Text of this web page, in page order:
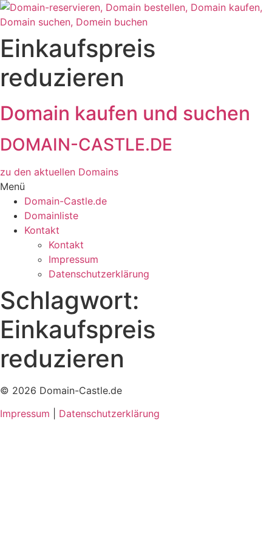
Zum
Inhalt
wechseln
Einkaufspreis
reduzieren
Domain kaufen und suchen
DOMAIN-CASTLE.DE
zu den aktuellen Domains​
Menü
Domain-Castle.de
Domainliste
Kontakt
Kontakt
Impressum
Datenschutzerklärung
Schlagwort:
Einkaufspreis
reduzieren
© 2026 Domain-Castle.de
Impressum
Datenschutzerklärung